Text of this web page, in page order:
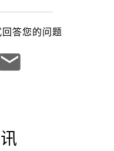
答您的问题